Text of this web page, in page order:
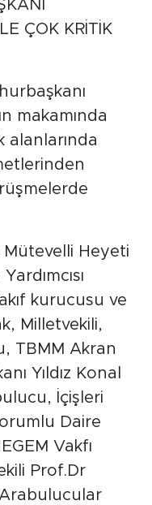
ÇOK KRİTİK
makamında
alanlarında
Mütevelli Heyeti
kurucusu ve
Milletvekili,
TBMM Akran
Yıldız Konal
İçişleri
Daire
Vakfı
Prof.Dr
Arabulucular